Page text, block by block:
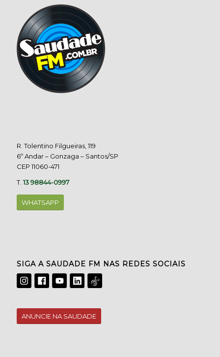
R. Tolentino Filgueiras, 119
6º Andar – Gonzaga – Santos/SP
CEP 11060-471
T.13 98844-0997
WHATSAPP
SIGA A SAUDADE FM NAS REDES SOCIAIS
ANUNCIE NA SAUDADE